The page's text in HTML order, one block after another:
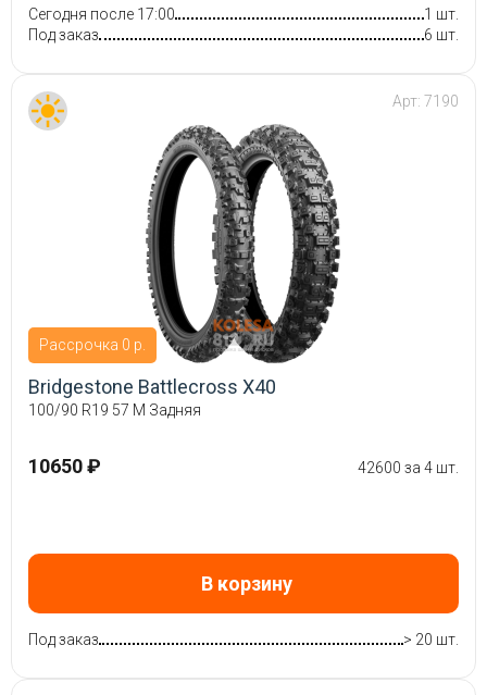
Сегодня после 17:00
1 шт.
Под заказ
6 шт.
Рассрочка 0 р.
Арт: 7190
Bridgestone Battlecross X40
100/90 R19 57 M Задняя
10650 ₽ 42600 за 4 шт.
В корзину
Под заказ > 20 шт.